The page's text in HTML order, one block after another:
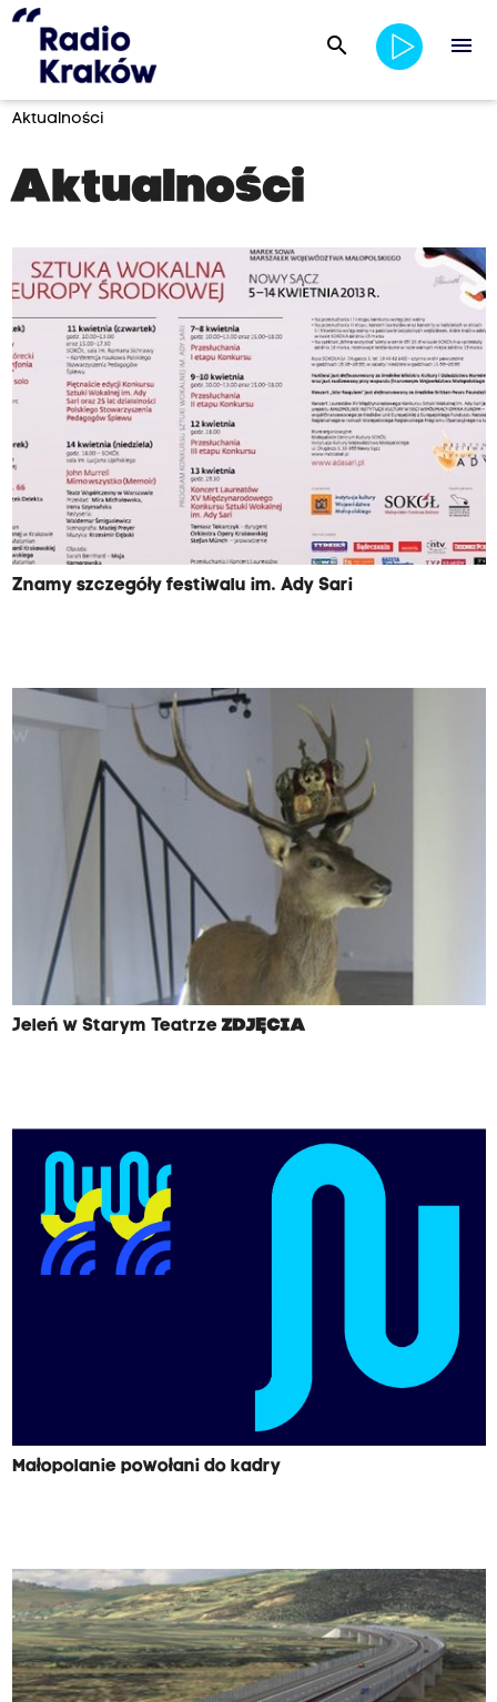
search menu
Aktualności
Aktualności
Znamy szczegóły festiwalu im. Ady Sari
Jeleń w Starym TeatrzeZDJĘCIA
Małopolanie powołani do kadry